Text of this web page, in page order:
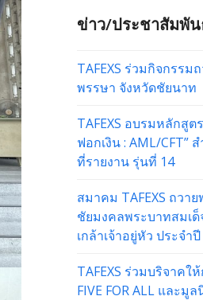
ข่าว/ประชาสัมพั
TAFEXS ร่วมกิจกรรม
พรรษา จังหวัดชัยนาท
TAFEXS อบรมหลักสูต
ฟอกเงิน : AML/CFT”
ที่รายงาน รุ่นที่ 14
สมาคม TAFEXS ถวา
ชัยมงคลพระบาทสมเ
เกล้าเจ้าอยู่หัว ประจำ
TAFEXS ร่วมบริจาคใ
FIVE FOR ALL และมู